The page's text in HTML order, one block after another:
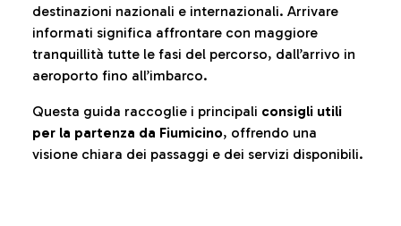
destinazioni nazionali e internazionali. Arrivare
informati significa affrontare con maggiore
tranquillità tutte le fasi del percorso, dall’arrivo in
aeroporto fino all’imbarco.
Questa guida raccoglie i principali consigli utili
per la partenza da Fiumicino, offrendo una
visione chiara dei passaggi e dei servizi disponibili.